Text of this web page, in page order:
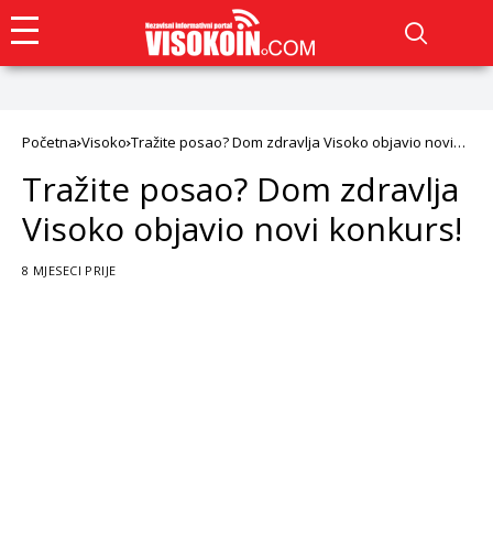
Početna Visoko Tražite posao? Dom zdravlja Visoko objavio novi
Tražite posao? Dom zdravlja
Visoko objavio novi konkurs!
8 MJESECI PRIJE